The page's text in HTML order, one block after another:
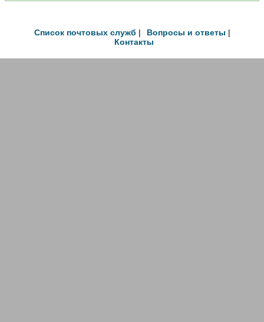
Список почтовых служб | Вопросы и ответы |
Контакты